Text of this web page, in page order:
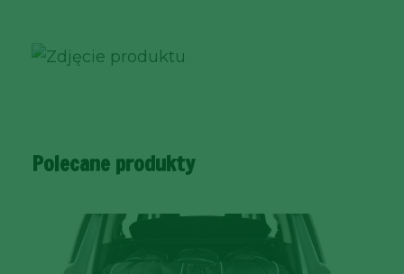
Polecane produkty